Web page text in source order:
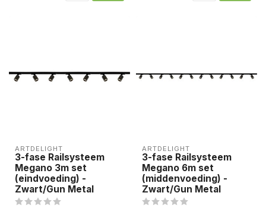
ARTDELIGHT
3-fase Railsysteem
Megano 3m set
(eindvoeding) -
Zwart/Gun Metal
ARTDELIGHT
3-fase Railsysteem
Megano 6m set
(middenvoeding) -
Zwart/Gun Metal